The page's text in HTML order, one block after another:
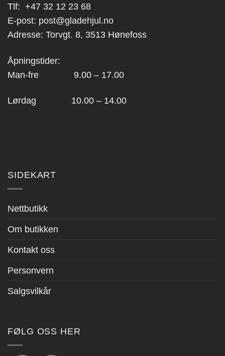
Tlf: +47 32 12 23 68
E-post: post@gladehjul.no
Adresse: Torvgt. 8, 3513 Hønefoss
Åpningstider:
Man-fre 9.00 – 17.00
Lørdag 10.00 – 14.00
SIDEKART
Nettbutikk
Om butikken
Kontakt oss
Personvern
Salgsvilkår
FØLG OSS HER